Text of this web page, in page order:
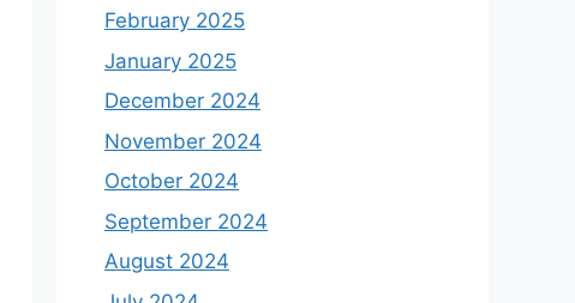
February 2025
January 2025
December 2024
November 2024
October 2024
September 2024
August 2024